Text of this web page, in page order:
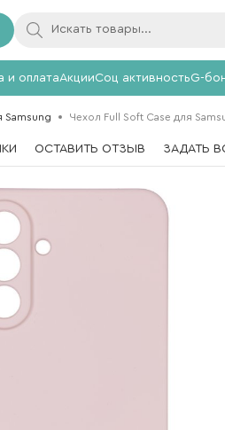
и оплатаАкцииСоц активностьG-
Samsung Чехол Full Soft Case для
ОСТАВИТЬ ОТЗЫВ ЗАДАТЬ